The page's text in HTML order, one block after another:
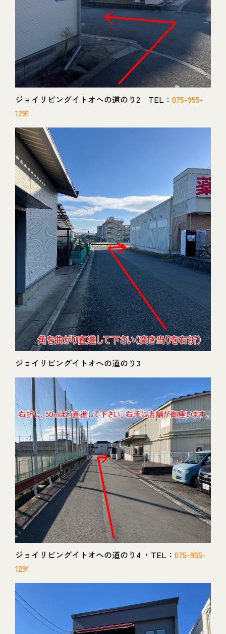
ジョイリビングイトオへの道のり2 TEL： 075-955-
1291
ジョイリビングイトオへの道のり3
ジョイリビングイトオへの道のり4 ・TEL： 075-955-
1291